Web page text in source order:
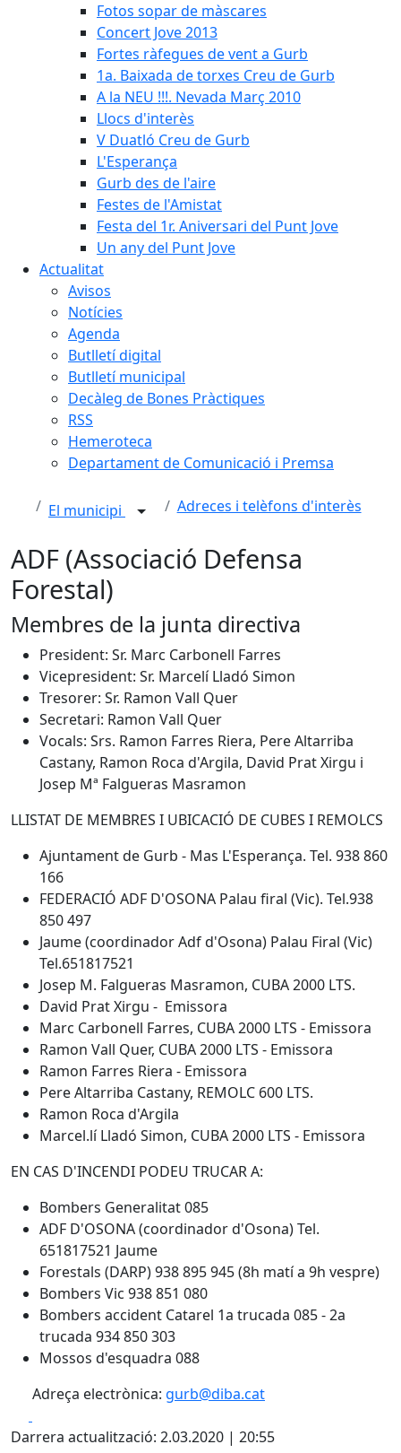
Fotos sopar de màscares
Concert Jove 2013
Fortes ràfegues de vent a Gurb
1a. Baixada de torxes Creu de Gurb
A la NEU !!!. Nevada Març 2010
Llocs d'interès
V Duatló Creu de Gurb
L'Esperança
Gurb des de l'aire
Festes de l'Amistat
Festa del 1r. Aniversari del Punt Jove
Un any del Punt Jove
Actualitat
Avisos
Notícies
Agenda
Butlletí digital
Butlletí municipal
Decàleg de Bones Pràctiques
RSS
Hemeroteca
Departament de Comunicació i Premsa
El municipi Adreces i telèfons d'interès
ADF (Associació Defensa
Forestal)
Membres de la junta directiva
President: Sr. Marc Carbonell Farres
Vicepresident: Sr. Marcelí Lladó Simon
Tresorer: Sr. Ramon Vall Quer
Secretari: Ramon Vall Quer
Vocals: Srs. Ramon Farres Riera, Pere Altarriba
Castany, Ramon Roca d'Argila, David Prat Xirgu i
Josep Mª Falgueras Masramon
LLISTAT DE MEMBRES I UBICACIÓ DE CUBES I REMOLCS
Ajuntament de Gurb - Mas L'Esperança. Tel. 938 860
166
FEDERACIÓ ADF D'OSONA Palau firal (Vic). Tel.938
850 497
Jaume (coordinador Adf d'Osona) Palau Firal (Vic)
Tel.651817521
Josep M. Falgueras Masramon, CUBA 2000 LTS.
David Prat Xirgu - Emissora
Marc Carbonell Farres, CUBA 2000 LTS - Emissora
Ramon Vall Quer, CUBA 2000 LTS - Emissora
Ramon Farres Riera - Emissora
Pere Altarriba Castany, REMOLC 600 LTS.
Ramon Roca d'Argila
Marcel.lí Lladó Simon, CUBA 2000 LTS - Emissora
EN CAS D'INCENDI PODEU TRUCAR A:
Bombers Generalitat 085
ADF D'OSONA (coordinador d'Osona) Tel.
651817521 Jaume
Forestals (DARP) 938 895 945 (8h matí a 9h vespre)
Bombers Vic 938 851 080
Bombers accident Catarel 1a trucada 085 - 2a
trucada 934 850 303
Mossos d'esquadra 088
Adreça electrònica: gurb@diba.cat
Darrera actualització: 2.03.2020 | 20:55